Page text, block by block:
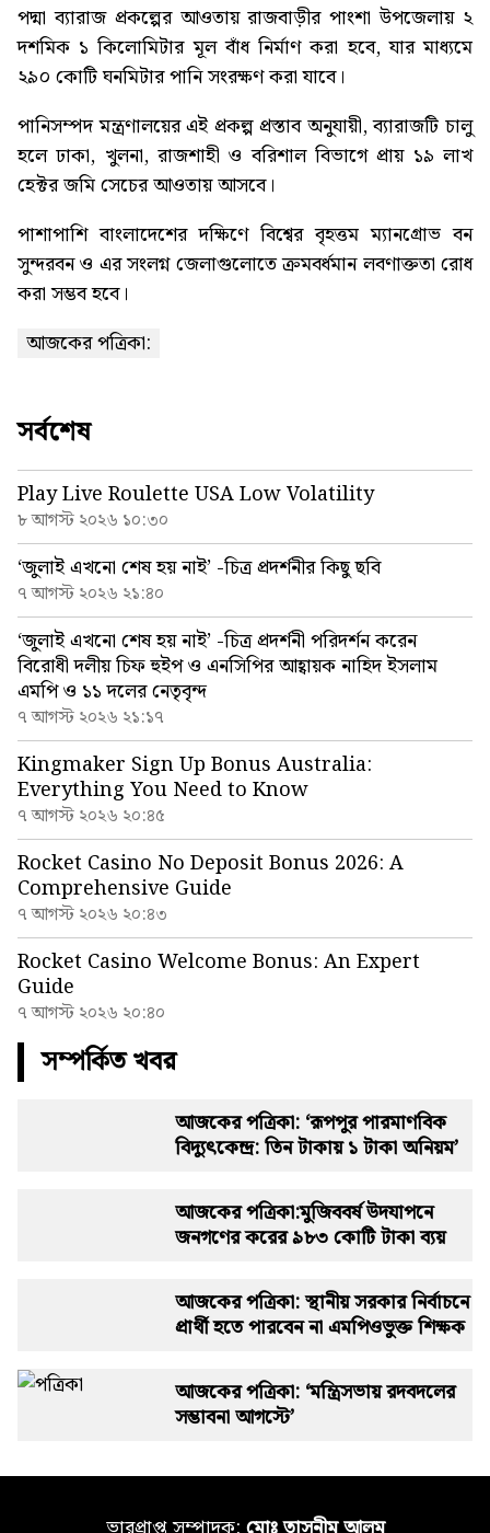
পদ্মা ব্যারাজ প্রকল্পের আওতায় রাজবাড়ীর পাংশা উপজেলায় ২
দশমিক ১ কিলোমিটার মূল বাঁধ নির্মাণ করা হবে, যার মাধ্যমে
২৯০ কোটি ঘনমিটার পানি সংরক্ষণ করা যাবে।
পানিসম্পদ মন্ত্রণালয়ের এই প্রকল্প প্রস্তাব অনুযায়ী, ব্যারাজটি চালু
হলে ঢাকা, খুলনা, রাজশাহী ও বরিশাল বিভাগে প্রায় ১৯ লাখ
হেক্টর জমি সেচের আওতায় আসবে।
পাশাপাশি বাংলাদেশের দক্ষিণে বিশ্বের বৃহত্তম ম্যানগ্রোভ বন
সুন্দরবন ও এর সংলগ্ন জেলাগুলোতে ক্রমবর্ধমান লবণাক্ততা রোধ
করা সম্ভব হবে।
আজকের পত্রিকা:
সর্বশেষ
Play Live Roulette USA Low Volatility
৮ আগস্ট ২০২৬ ১০:৩০
‘জুলাই এখনো শেষ হয় নাই’ -চিত্র প্রদর্শনীর কিছু ছবি
৭ আগস্ট ২০২৬ ২১:৪০
‘জুলাই এখনো শেষ হয় নাই’ -চিত্র প্রদর্শনী পরিদর্শন করেন
বিরোধী দলীয় চিফ হুইপ ও এনসিপির আহ্বায়ক নাহিদ ইসলাম
এমপি ও ১১ দলের নেতৃবৃন্দ
৭ আগস্ট ২০২৬ ২১:১৭
Kingmaker Sign Up Bonus Australia:
Everything You Need to Know
৭ আগস্ট ২০২৬ ২০:৪৫
Rocket Casino No Deposit Bonus 2026: A
Comprehensive Guide
৭ আগস্ট ২০২৬ ২০:৪৩
Rocket Casino Welcome Bonus: An Expert
Guide
৭ আগস্ট ২০২৬ ২০:৪০
সম্পর্কিত খবর
আজকের পত্রিকা: ‘রূপপুর পারমাণবিক
বিদ্যুৎকেন্দ্র: তিন টাকায় ১ টাকা অনিয়ম’
আজকের পত্রিকা:মুজিববর্ষ উদযাপনে
জনগণের করের ৯৮৩ কোটি টাকা ব্যয়
আজকের পত্রিকা: স্থানীয় সরকার নির্বাচনে
প্রার্থী হতে পারবেন না এমপিওভুক্ত শিক্ষক
আজকের পত্রিকা: ‘মন্ত্রিসভায় রদবদলের
সম্ভাবনা আগস্টে’